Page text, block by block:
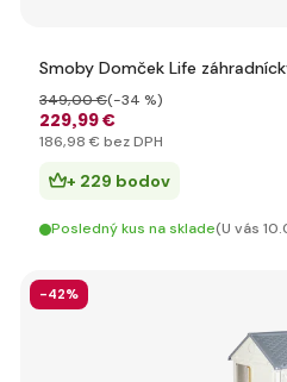
Smoby Domček Life
229,99 €
349,00 €(-34 %)
186,98 € bez DPH
+ 229 bodov
Posledný kus na sklade(U vás
-42%